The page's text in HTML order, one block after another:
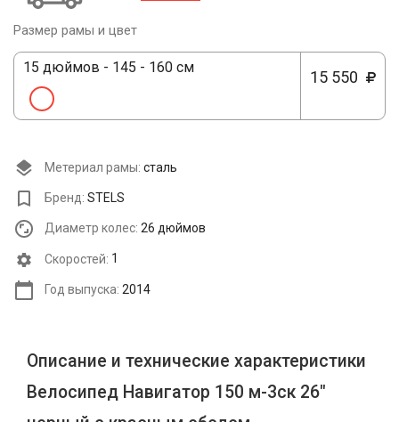
Размер рамы и цвет
15 дюймов - 145 - 160 см
15 550
Метериал рамы: сталь
Бренд: STELS
Диаметр колес: 26 дюймов
Cкоростей: 1
Год выпуска: 2014
Описание и технические характеристики
Велосипед Навигатор 150 м-3ск 26"